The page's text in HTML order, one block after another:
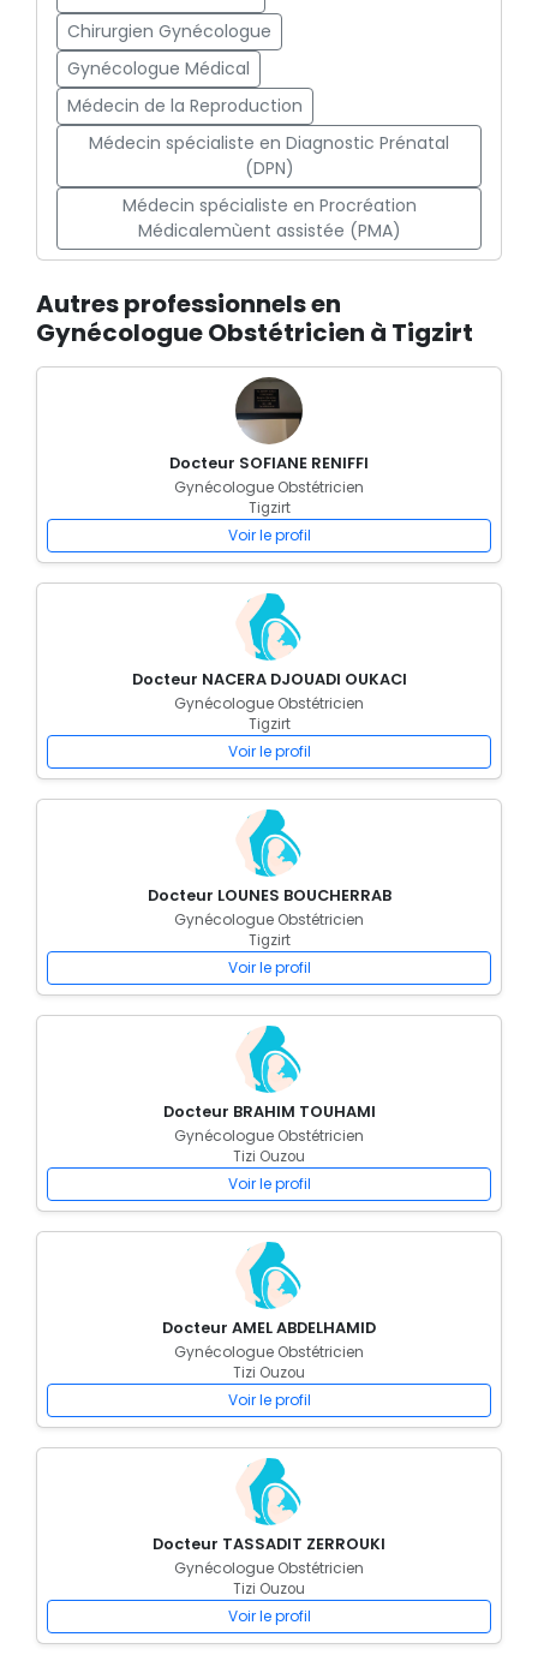
Chirurgien Gynécologue
Gynécologue Médical
Médecin de la Reproduction
Médecin spécialiste en Diagnostic Prénatal
(DPN)
Médecin spécialiste en Procréation
Médicalemùent assistée (PMA)
Autres professionnels en
Gynécologue Obstétricien à Tigzirt
Docteur SOFIANE RENIFFI
Gynécologue Obstétricien
Tigzirt
Voir le profil
Docteur NACERA DJOUADI OUKACI
Gynécologue Obstétricien
Tigzirt
Voir le profil
Docteur LOUNES BOUCHERRAB
Gynécologue Obstétricien
Tigzirt
Voir le profil
Docteur BRAHIM TOUHAMI
Gynécologue Obstétricien
Tizi Ouzou
Voir le profil
Docteur AMEL ABDELHAMID
Gynécologue Obstétricien
Tizi Ouzou
Voir le profil
Docteur TASSADIT ZERROUKI
Gynécologue Obstétricien
Tizi Ouzou
Voir le profil